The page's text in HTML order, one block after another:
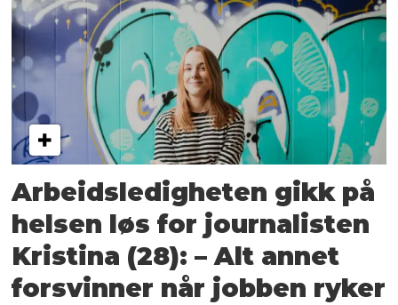
Arbeidsledigheten gikk på
helsen løs for journalisten
Kristina (28): – Alt annet
forsvinner når jobben ryker